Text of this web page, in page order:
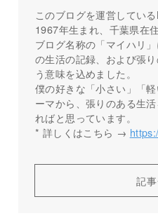
このブログを運営している
1967年生まれ、千葉県在住
ブログ名称の「マイハリ
の生活の記録、および張
う意味を込めました。
僕の好きな「小さい」「
ーマから、張りのある生
ればと思っています。
* 詳しくはこちら →
記